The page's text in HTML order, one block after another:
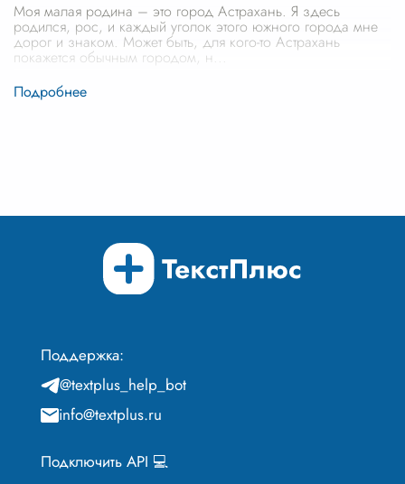
Моя малая родина – это город Астрахань. Я здесь
родился, рос, и каждый уголок этого южного города мне
дорог и знаком. Может быть, для кого-то Астрахань
покажется обычным городом, н
Поддержка:
@textplus_help_bot
info@textplus.ru
Подключить API 💻